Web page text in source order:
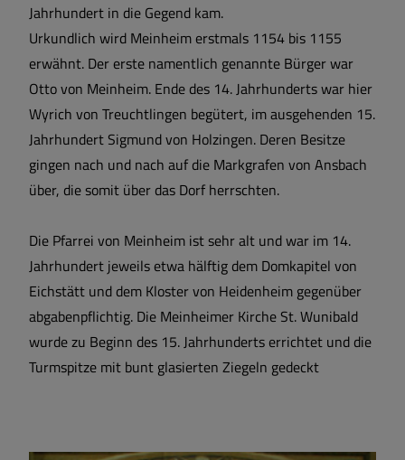
Wärmeplanung
Jahrhundert in die Gegend kam.
Urkundlich wird Meinheim erstmals 1154 bis 1155
erwähnt. Der erste namentlich genannte Bürger war
Otto von Meinheim. Ende des 14. Jahrhunderts war hier
Wyrich von Treuchtlingen begütert, im ausgehenden 15.
Jahrhundert Sigmund von Holzingen. Deren Besitze
gingen nach und nach auf die Markgrafen von Ansbach
über, die somit über das Dorf herrschten.
Die Pfarrei von Meinheim ist sehr alt und war im 14.
Jahrhundert jeweils etwa hälftig dem Domkapitel von
Eichstätt und dem Kloster von Heidenheim gegenüber
abgabenpflichtig. Die Meinheimer Kirche St. Wunibald
wurde zu Beginn des 15. Jahrhunderts errichtet und die
Turmspitze mit bunt glasierten Ziegeln gedeckt